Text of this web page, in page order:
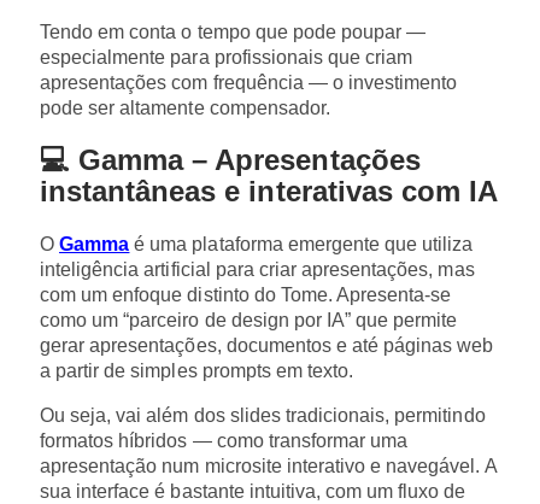
Tendo em conta o tempo que pode poupar —
especialmente para profissionais que criam
apresentações com frequência — o investimento
pode ser altamente compensador.
💻 Gamma – Apresentações
instantâneas e interativas com IA
OGamma é uma plataforma emergente que utiliza
inteligência artificial para criar apresentações, mas
com um enfoque distinto do Tome. Apresenta-se
como um “parceiro de design por IA” que permite
gerar apresentações, documentos e até páginas web
a partir de simples prompts em texto.
Ou seja, vai além dos slides tradicionais, permitindo
formatos híbridos — como transformar uma
apresentação num microsite interativo e navegável. A
sua interface é bastante intuitiva, com um fluxo de